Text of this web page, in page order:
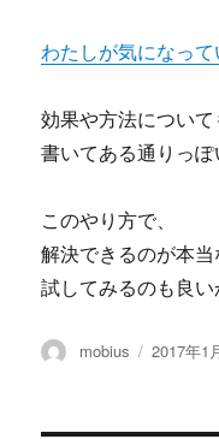
わたしが気になって
効果や方法につい
書いてある通りっぽ
このやり方で、
解決できるのが本当
試してみるのも良い
投
mobius
投
2017年1